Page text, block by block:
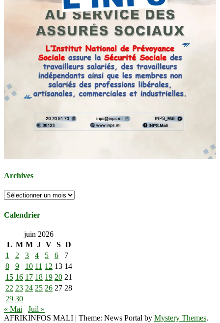
Archives
Archives
Calendrier
juin 2026
L M M J V S D
1
2 3 4 5 6
7
8
9 10 11 12 13 14
15 16 17 18 19 20 21
22 23 24 25 26 27 28
29 30
« Mai
Juil »
AFRIKINFOS MALI | Theme: News Portal by Mystery Themes.